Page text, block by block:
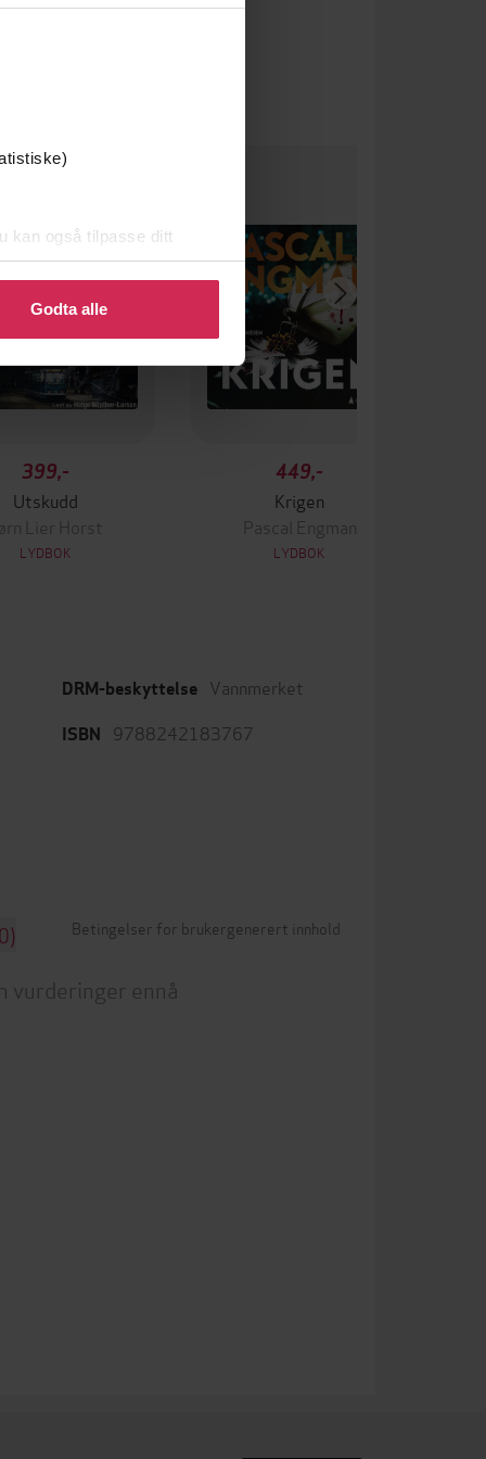
kan også tilpasse ditt
eller endre ditt samtykke.
Godta alle
på tilbud
399,-
Utskudd
Jørn Lier Horst
LYDBOK
449,-
Krigen
Pascal Engman
LYDBOK
DRM-beskyttelse Vannmerket
ISBN 9788242183767
Betingelser for brukergenerert innhold
vurderinger ennå